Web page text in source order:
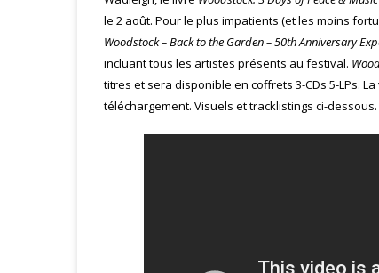
le 2 août. Pour le plus impatients (et les moins
Woodstock – Back to the Garden – 50th Anniversary
incluant tous les artistes présents au festival.
titres et sera disponible en coffrets 3-CDs 5-LPs.
téléchargement. Visuels et tracklistings ci-dessous.